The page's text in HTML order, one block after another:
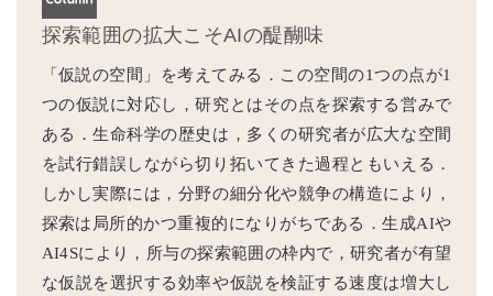
探索範囲の拡大こそAIの醍醐味
「仮説の空間」を考えてみる．この空間の1つの点が1
つの仮説に対応し，研究とはその点を探索する営みで
ある．生命科学の歴史は，多くの研究者が広大な空間
を試行錯誤しながら切り拓いてきた過程ともいえる．
しかし実際には，分野の細分化や競争の構造により，
探索は局所的かつ重複的になりがちである．生成AIや
AI4Sにより，所与の探索範囲の枠内で，研究者が有望
な仮説を選択する効率や仮説を検証する速度は増大し